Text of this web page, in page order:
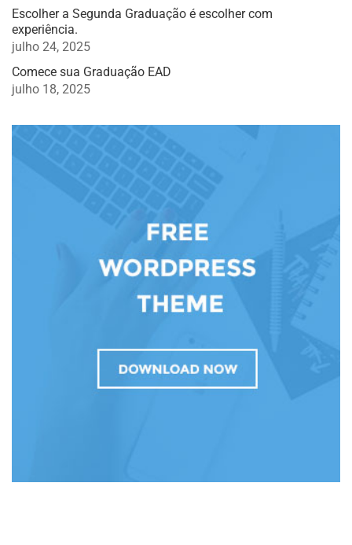
Escolher a Segunda Graduação é escolher com
experiência.
julho 24, 2025
Comece sua Graduação EAD
julho 18, 2025